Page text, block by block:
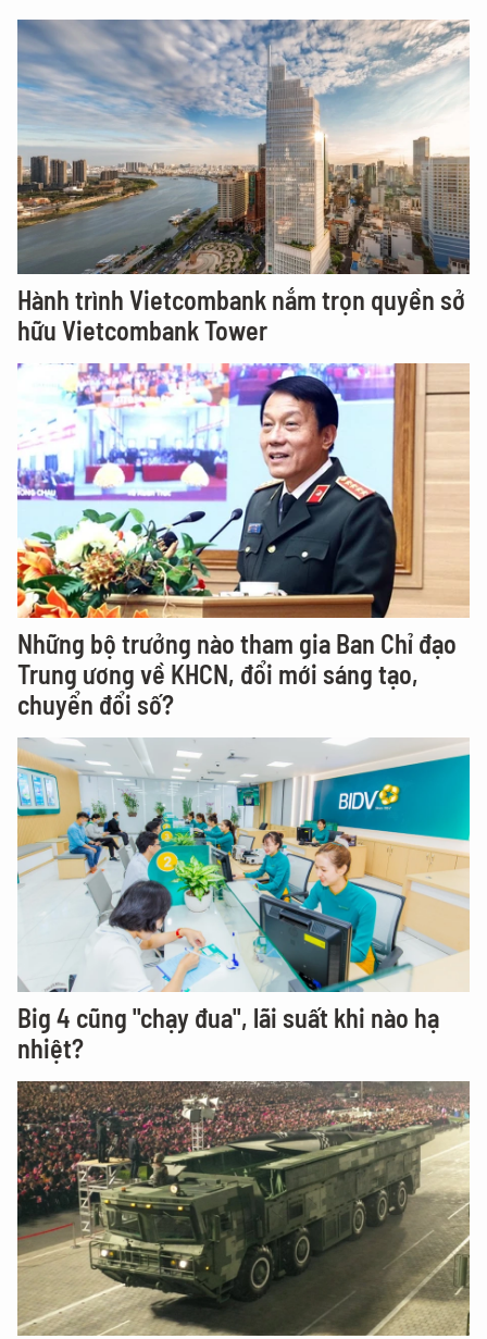
Hành trình Vietcombank nắm trọn quyền sở
hữu Vietcombank Tower
Những bộ trưởng nào tham gia Ban Chỉ đạo
Trung ương về KHCN, đổi mới sáng tạo,
chuyển đổi số?
Big 4 cũng "chạy đua", lãi suất khi nào hạ
nhiệt?